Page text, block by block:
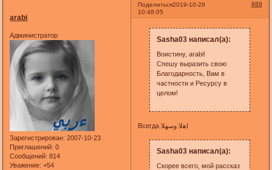
Поделиться 989
2019-10-29
10:48:05
arabi
Администратор
Зарегистрирован: 2007-10-23
Приглашений: 0
Сообщений: 814
Уважение: +54
Sasha03 написал(а):
Воистину, arabi!
Спешу выразить свою
Благодарность, Вам в
частности и Ресурсу в
целом!
Всегда اهلا وسهلا
Sasha03 написал(а):
Скорее всего, мой рассказ